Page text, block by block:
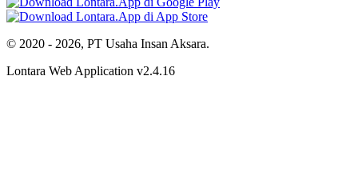
© 2020 - 2026, PT Usaha Insan Aksara.
Lontara Web Application v2.4.16